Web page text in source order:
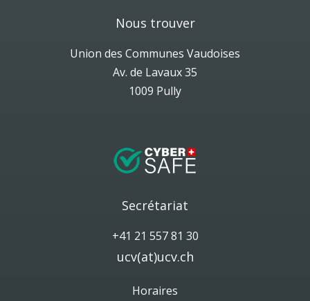
Nous trouver
Union des Communes Vaudoises
Av. de Lavaux 35
1009 Pully
Secrétariat
+41 21 557 81 30
ucv(at)ucv.ch
Horaires